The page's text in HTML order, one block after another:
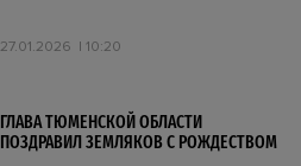
27.01.2026 10:20
ГЛАВА ТЮМЕНСКОЙ ОБЛАСТИ
ПОЗДРАВИЛ ЗЕМЛЯКОВ С РОЖДЕСТВОМ